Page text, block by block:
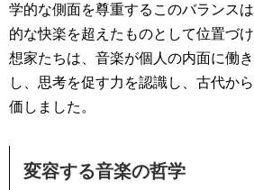
学的な側面を尊重するこのバランス
的な快楽を超えたものとして位置づ
想家たちは、音楽が個人の内面に働
し、思考を促す力を認識し、古代か
価しました。
変容する音楽の哲学